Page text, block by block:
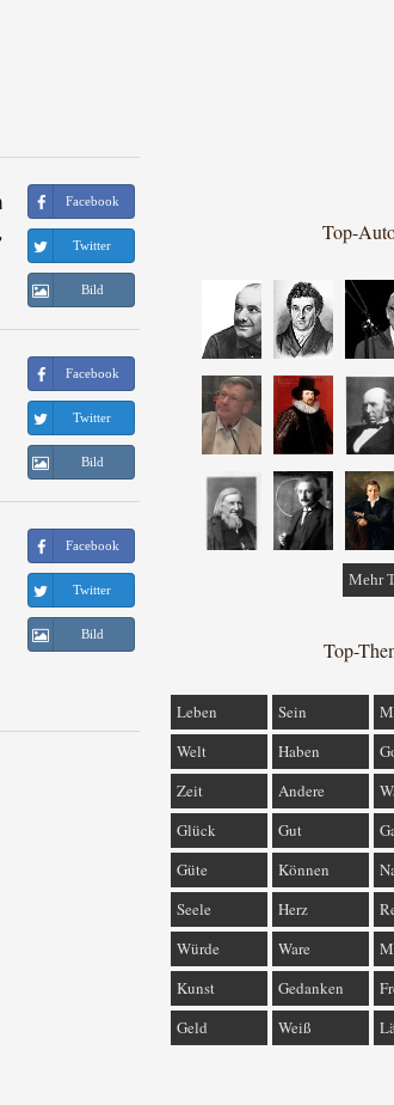
Facebook
Twitter
Bild
Facebook
Twitter
Bild
Facebook
Twitter
Bild
Top-
Mehr
Top-
Leben Sein
Welt
Haben
Zeit
Andere
Glück
Gut
Güte
Können
Seele
Herz
Würde
Ware
Kunst
Gedanken
Geld
Weiß